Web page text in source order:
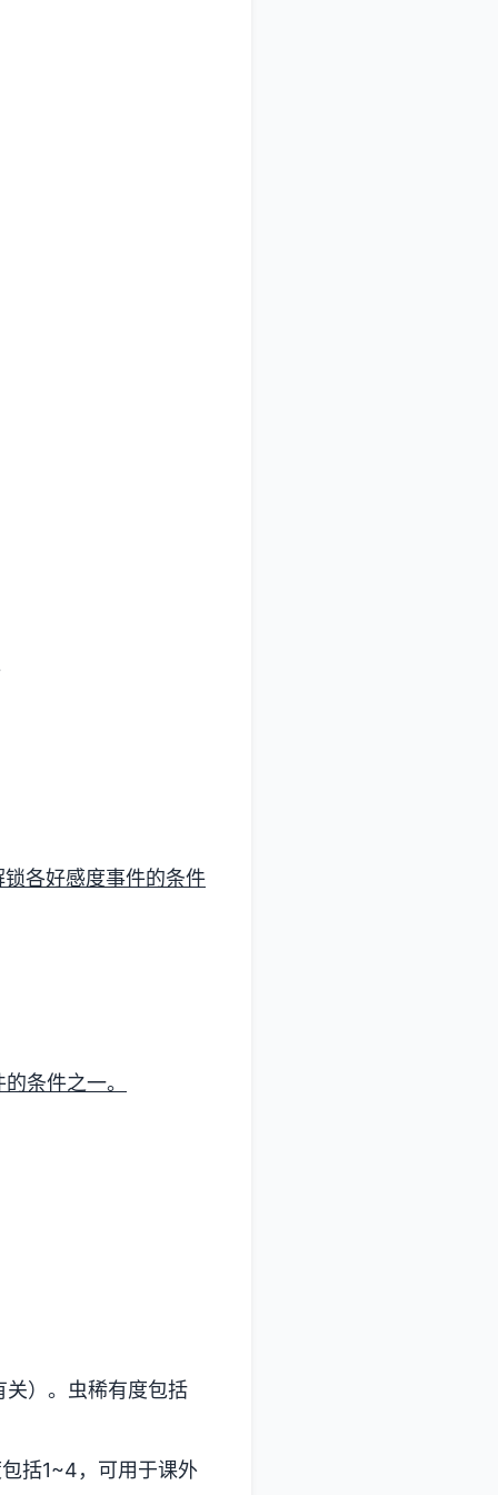
各好感度事件的条件
条件之一。
）。虫稀有度包括
括1~4，可用于课外